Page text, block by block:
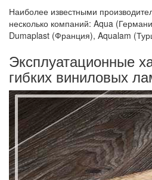
Наиболее известными
несколько компаний: Aqua
Dumaplast (Франция), Aqualam
Эксплуатационные
гибких виниловых